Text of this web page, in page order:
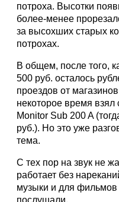
потроха. Высотки
более-менее
за высохших старых
потрохах.
В общем, после того,
500 руб. осталось
проездов от
некоторое время
Monitor Sub 200 A
руб.). Но это уже
тема.
С тех пор на звук не
работает без
музыки и для фильмов